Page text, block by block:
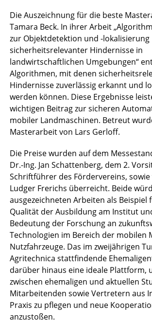
Die Auszeichnung für die beste
Tamara Beck. In ihrer Arbeit
zur Objektdetektion und -lokalisierung
sicherheitsrelevanter Hindernisse in
landwirtschaftlichen Umgebungen“
Algorithmen, mit denen
Hindernisse zuverlässig erkannt und
werden können. Diese Ergebnisse
wichtigen Beitrag zur sicheren
mobiler Landmaschinen. Betreut
Masterarbeit von Lars Gerloff.
Die Preise wurden auf dem
Dr.-Ing. Jan Schattenberg, dem 2.
Schriftführer des Fördervereins, sowie
Ludger Frerichs überreicht. Beide
ausgezeichneten Arbeiten als Beispiel
Qualität der Ausbildung am Institut
Bedeutung der Forschung an
Technologien im Bereich der mobilen
Nutzfahrzeuge. Das im zweijährigen
Agritechnica stattfindende
darüber hinaus eine ideale Plattform,
zwischen ehemaligen und aktuellen
Mitarbeitenden sowie Vertretern aus
Praxis zu pflegen und neue
anzustoßen.